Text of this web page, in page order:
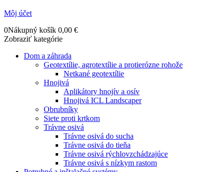
Môj účet
0Nákupný košík 0,00 €
Zobraziť kategórie
Dom a záhrada
Geotextílie, agrotextílie a protierózne rohože
Netkané geotextílie
Hnojivá
Aplikátory hnojív a osív
Hnojivá ICL Landscaper
Obrubníky
Siete proti krtkom
Trávne osivá
Trávne osivá do sucha
Trávne osivá do tieňa
Trávne osivá rýchlovzchádzajúce
Trávne osivá s nízkym rastom